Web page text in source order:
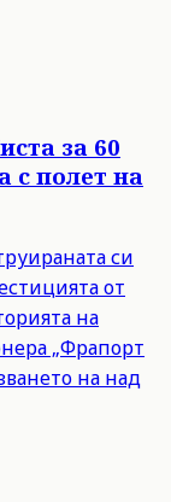
за 60
с полет на
си
от
на
„Фрапорт
на над